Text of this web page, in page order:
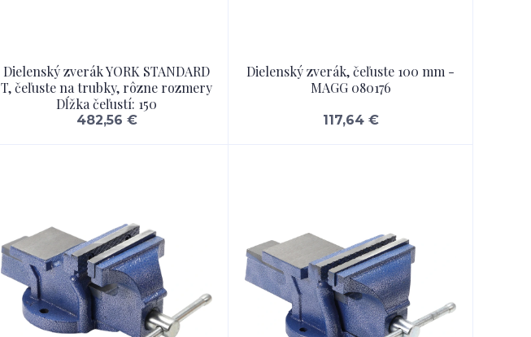
Dielenský zverák YORK STANDARD
T, čeľuste na trubky, rôzne rozmery
Dĺžka čeľustí: 150
482,56 €
Dielenský zverák, čeľuste 100 mm -
MAGG 080176
117,64 €